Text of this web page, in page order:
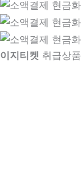
이지티켓 취급상품